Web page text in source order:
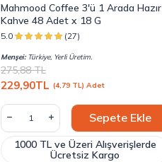
Mahmood Coffee 3'ü 1 Arada Hazır
Kahve 48 Adet x 18 G
5.0 (27)
Menşei:Türkiye, Yerli Üretim.
275,88TL
229,90TL (4,79 TL) Adet
Sepete Ekle
1000 TL ve Üzeri Alışverişlerde
Ücretsiz Kargo